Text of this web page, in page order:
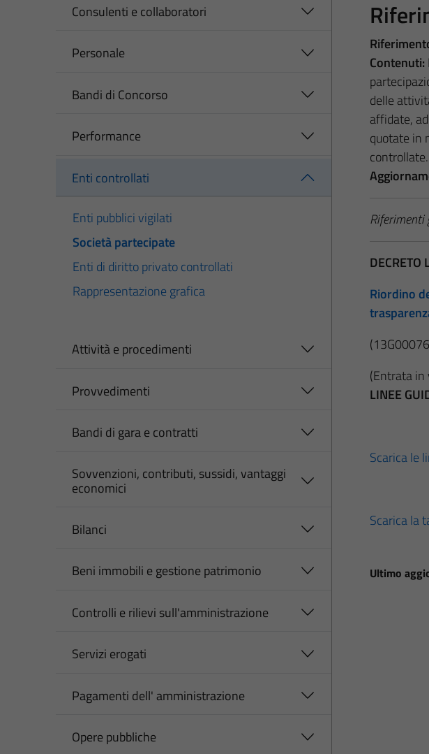
Consulenti e collaboratori
Personale
Bandi di Concorso
Performance
Enti controllati
Enti pubblici vigilati
Società partecipate
Enti di diritto privato controllati
Rappresentazione grafica
Attività e procedimenti
Provvedimenti
Bandi di gara e contratti
Sovvenzioni, contributi, sussidi, vantaggi
economici
Bilanci
Beni immobili e gestione patrimonio
Controlli e rilievi sull'amministrazione
Servizi erogati
Pagamenti dell' amministrazione
Opere pubbliche
Contenuti:
delle
affidate,
quotate in
Riferimenti
Riordino
(Entrata
LINEE
Scarica le
Scarica la
Ultimo